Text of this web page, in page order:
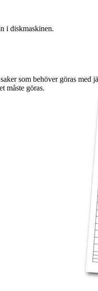
i diskmaskinen.
som behöver göras
måste göras.